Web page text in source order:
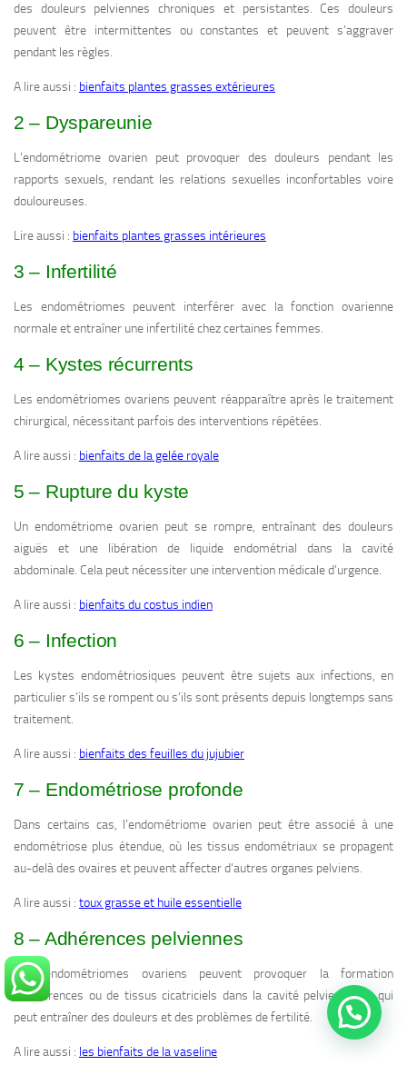
des douleurs pelviennes chroniques et persistantes. Ces douleurs
peuvent être intermittentes ou constantes et peuvent s’aggraver
pendant les règles.
A lire aussi : bienfaits plantes grasses extérieures
2 – Dyspareunie
L’endométriome ovarien peut provoquer des douleurs pendant les
rapports sexuels, rendant les relations sexuelles inconfortables voire
douloureuses.
Lire aussi : bienfaits plantes grasses intérieures
3 – Infertilité
Les endométriomes peuvent interférer avec la fonction ovarienne
normale et entraîner une infertilité chez certaines femmes.
4 – Kystes récurrents
Les endométriomes ovariens peuvent réapparaître après le traitement
chirurgical, nécessitant parfois des interventions répétées.
A lire aussi : bienfaits de la gelée royale
5 – Rupture du kyste
Un endométriome ovarien peut se rompre, entraînant des douleurs
aiguës et une libération de liquide endométrial dans la cavité
abdominale. Cela peut nécessiter une intervention médicale d’urgence.
A lire aussi : bienfaits du costus indien
6 – Infection
Les kystes endométriosiques peuvent être sujets aux infections, en
particulier s’ils se rompent ou s’ils sont présents depuis longtemps sans
traitement.
A lire aussi : bienfaits des feuilles du jujubier
7 – Endométriose profonde
Dans certains cas, l’endométriome ovarien peut être associé à une
endométriose plus étendue, où les tissus endométriaux se propagent
au-delà des ovaires et peuvent affecter d’autres organes pelviens.
A lire aussi : toux grasse et huile essentielle
8 – Adhérences pelviennes
Les endométriomes ovariens peuvent provoquer la formation
d’adhérences ou de tissus cicatriciels dans la cavité pelvienne, ce qui
peut entraîner des douleurs et des problèmes de fertilité.
A lire aussi : les bienfaits de la vaseline